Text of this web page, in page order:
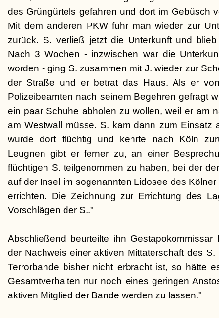
des Grüngürtels gefahren und dort im Gebüsch
Mit dem anderen PKW fuhr man wieder zur
zurück. S. verließ jetzt die Unterkunft und
Nach 3 Wochen - inzwischen war die
worden - ging S. zusammen mit J. wieder zur
der Straße und er betrat das Haus. Als er
Polizeibeamten nach seinem Begehren gefragt
ein paar Schuhe abholen zu wollen, weil er am
am Westwall müsse. S. kam dann zum Einsatz
wurde dort flüchtig und kehrte nach Köln
Leugnen gibt er ferner zu, an einer
flüchtigen S. teilgenommen zu haben, bei der
auf der Insel im sogenannten Lidosee des
errichten. Die Zeichnung zur Errichtung des
Vorschlägen der S.."
Abschließend beurteilte ihn
der Nachweis einer aktiven Mittäterschaft des
Terrorbande bisher nicht erbracht ist, so hätte
Gesamtverhalten nur noch eines geringen
aktiven Mitglied der Bande werden zu lassen."